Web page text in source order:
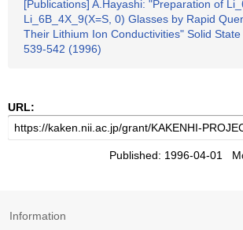
[Publications] A.Hayashi: "Preparation of
Li_6B_4X_9(X=S, 0) Glasses by Rapid
Their Lithium Ion Conductivities" Solid State
539-542 (1996)
URL:
Published: 1996-04-01
Information